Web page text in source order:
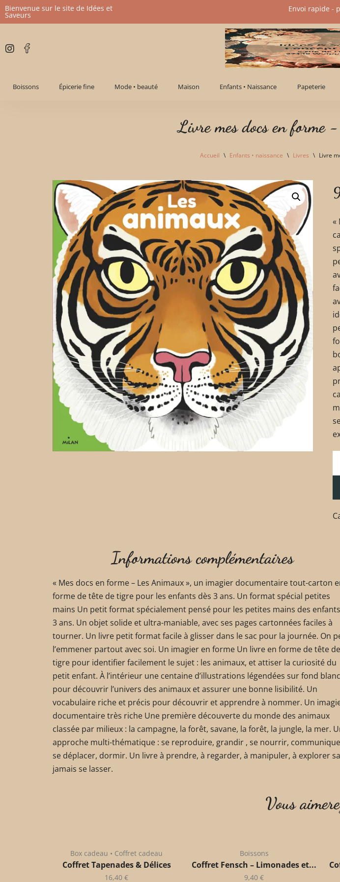
Aller
contenu
Bienvenue sur le site de Idées et
Saveurs
Envoi rapide -
Boissons Épicerie fine Mode • beauté Maison Enfants • Naissance Papeterie
Livre mes docs en forme
Accueil \ Enfants • naissance \ Livres \ Livre
«
Informations complémentaires
« Mes docs en forme – Les Animaux », un imagier documentaire tout-carton
forme de tête de tigre pour les enfants dès 3 ans. Un format spécial petites
mains Un petit format spécialement pensé pour les petites mains des
3 ans. Un objet solide et ultra-maniable, avec ses pages cartonnées faciles à
tourner. Un livre petit format facile à glisser dans le sac pour la journée. On
l’emmener partout avec soi. Un imagier en forme Un livre en forme de tête de
tigre pour identifier facilement le sujet : les animaux, et attiser la curiosité du
petit enfant. À l’intérieur une centaine d’illustrations légendées sur fond blanc
pour découvrir l’univers des animaux et assurer une bonne lisibilité. Un
vocabulaire riche et précis pour découvrir et apprendre à nommer. Un
documentaire très riche Une première découverte du monde des animaux
classée par milieux : la campagne, la forêt, savane, la forêt, la jungle, la mer.
approche multi-thématique : se reproduire, grandir , se nourrir,
se déplacer, dormir. Un livre à prendre, à regarder, à manipuler, à explorer
jamais se lasser.
Vous
Box cadeau • Coffret cadeau
Coffret Tapenades & Délices
16,40 €
Boissons
Coffret Fensch – Limonades et...
9,40 €